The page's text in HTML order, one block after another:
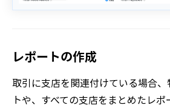
レポートの作成
取引に支店を関連付けている場合
トや、すべての支店をまとめたレ